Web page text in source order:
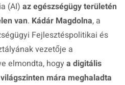
(AI) az egészségügy területén
van. Kádár Magdolna, a
Fejlesztéspolitikai és
vezetője a
elmondta, hogy a digitális
mára meghaladta